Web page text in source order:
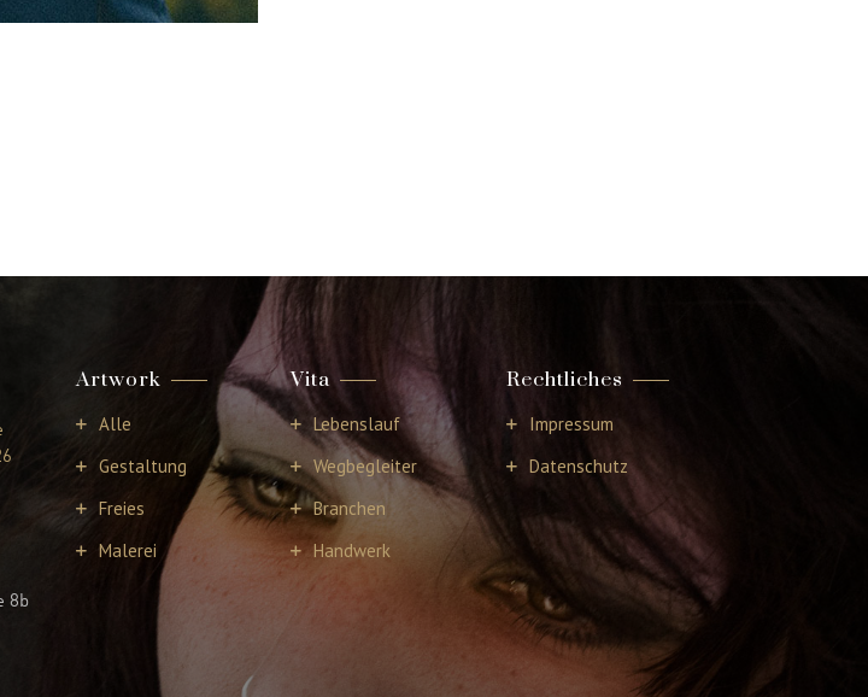
8b
Artwork
Alle
Gestaltung
Freies
Malerei
Vita
Lebenslauf
Wegbegleiter
Branchen
Handwerk
Rechtliches
Impressum
Datenschutz